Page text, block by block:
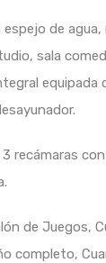
de agua,
sala
equipada
recámaras
de Juegos,
completo,